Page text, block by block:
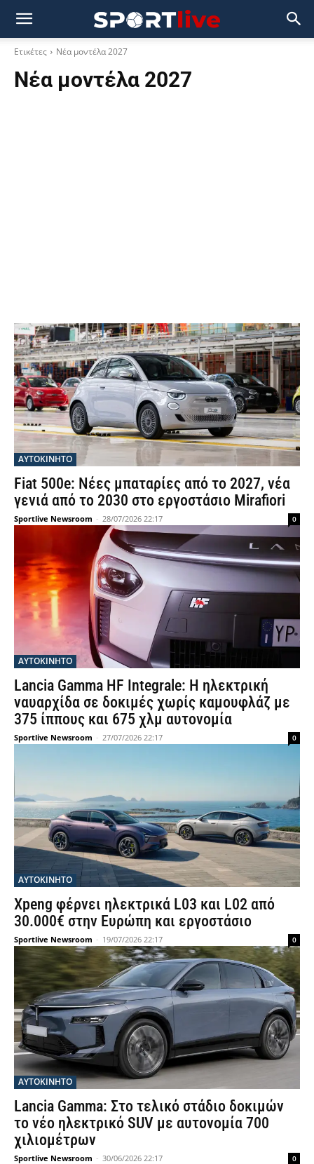
Ετικέτες Νέα μοντέλα 2027
Νέα μοντέλα 2027
ΑΥΤΟΚΙΝΗΤΟ
Fiat 500e: Νέες μπαταρίες από το 2027, νέα
γενιά από το 2030 στο εργοστάσιο Mirafiori
Sportlive Newsroom - 28/07/2026 22:17 0
ΑΥΤΟΚΙΝΗΤΟ
Lancia Gamma HF Integrale: Η ηλεκτρική
ναυαρχίδα σε δοκιμές χωρίς καμουφλάζ με
375 ίππους και 675 χλμ αυτονομία
Sportlive Newsroom - 27/07/2026 22:17 0
ΑΥΤΟΚΙΝΗΤΟ
Xpeng φέρνει ηλεκτρικά L03 και L02 από
30.000€ στην Ευρώπη και εργοστάσιο
Sportlive Newsroom - 19/07/2026 22:17 0
ΑΥΤΟΚΙΝΗΤΟ
Lancia Gamma: Στο τελικό στάδιο δοκιμών
το νέο ηλεκτρικό SUV με αυτονομία 700
χιλιομέτρων
Sportlive Newsroom - 30/06/2026 22:17 0